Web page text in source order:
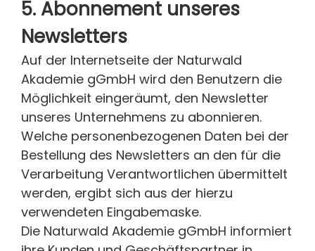
5. Abonnement unseres
Newsletters
Auf der Internetseite der Naturwald
Akademie gGmbH wird den Benutzern die
Möglichkeit eingeräumt, den Newsletter
unseres Unternehmens zu abonnieren.
Welche personenbezogenen Daten bei der
Bestellung des Newsletters an den für die
Verarbeitung Verantwortlichen übermittelt
werden, ergibt sich aus der hierzu
verwendeten Eingabemaske.
Die Naturwald Akademie gGmbH informiert